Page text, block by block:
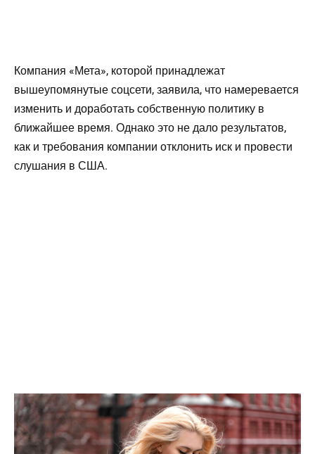
Компания «Мета», которой принадлежат
вышеупомянутые соцсети, заявила, что намеревается
изменить и доработать собственную политику в
ближайшее время. Однако это не дало результатов,
как и требования компании отклонить иск и провести
слушания в США.